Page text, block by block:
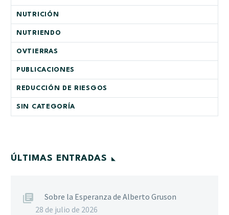
NUTRICIÓN
NUTRIENDO
OVTIERRAS
PUBLICACIONES
REDUCCIÓN DE RIESGOS
SIN CATEGORÍA
ÚLTIMAS ENTRADAS
Sobre la Esperanza de Alberto Gruson
28 de julio de 2026